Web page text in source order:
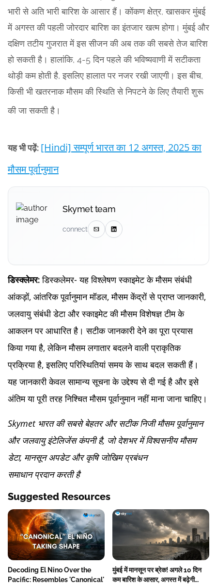
भारी से अति भारी बारिश के आसार हैं। कोंकण क्षेत्र, खासकर मुंबई
में अगस्त की पहली जोरदार बारिश का इंतजार खत्म होगा। मुंबई और
दक्षिण तटीय गुजरात में इस सीजन की अब तक की सबसे तेज बारिश
हो सकती है। हालांकि, 4-5 दिन पहले की भविष्यवाणी में सटीकता
थोड़ी कम होती है, इसलिए हालात पर नजर रखी जाएगी। इस बीच,
किसी भी खतरनाक मौसम की स्थिति से निपटने के लिए तैयारी शुरू
की जा सकती है।
यह भी पढ़ें: [Hindi] सम्पूर्ण भारत का 12 अगस्त, 2025 का
मौसम पूर्वानुमान
Skymet team
connect
डिस्क्लेमर:डिस्कलेमर- यह विश्लेषण स्काइमेट के मौसम संबंधी
आंकड़ों, आंतरिक पूर्वानुमान मॉडल, मौसम केंद्रों से प्राप्त जानकारी,
जलवायु संबंधी डेटा और स्काइमेट की मौसम विशेषज्ञ टीम के
आकलन पर आधारित है। सटीक जानकारी देने का पूरा प्रयास
किया गया है, लेकिन मौसम लगातार बदलने वाली प्राकृतिक
प्रक्रिया है, इसलिए परिस्थितियां समय के साथ बदल सकती हैं।
यह जानकारी केवल सामान्य सूचना के उद्देश्य से दी गई है और इसे
अंतिम या पूरी तरह निश्चित मौसम पूर्वानुमान नहीं माना जाना चाहिए।
Skymet भारत की सबसे बेहतर और सटीक निजी मौसम पूर्वानुमान
और जलवायु इंटेलिजेंस कंपनी है, जो देशभर में विश्वसनीय मौसम
डेटा, मानसून अपडेट और कृषि जोखिम प्रबंधन
समाधान प्रदान करती है
Suggested Resources
Decoding El Nino Over the
Pacific: Resembles 'Canonical'
मुंबई में मानसून पर ब्रेक! अगले 10 दिन
कम बारिश के आसार, अगस्त में बढ़ेगी